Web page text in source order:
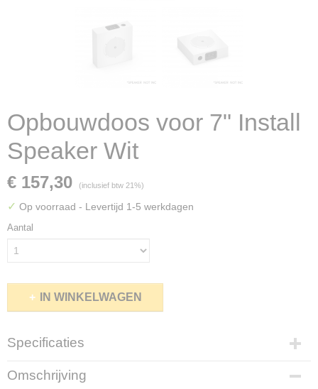
Opbouwdoos voor 7" Install
Speaker Wit
€ 157,30 (inclusief btw 21%)
✓ Op voorraad - Levertijd 1-5 werkdagen
Aantal
IN WINKELWAGEN
Specificaties
Productcode leverancier
610171
Omschrijving